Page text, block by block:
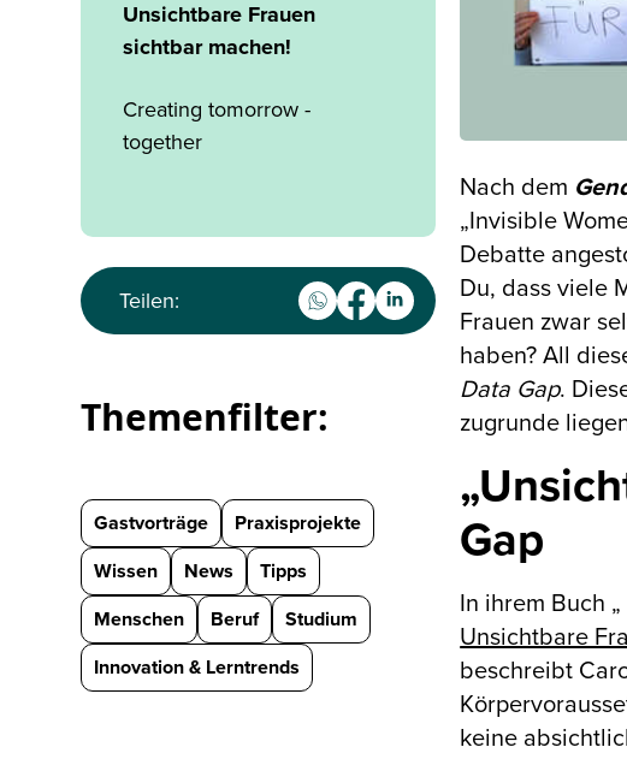
Unsichtbare Frauen
sichtbar machen!
Creating tomorrow -
together
Teilen:
Themenfilter:
Gastvorträge
Praxisprojekte
Wissen
News
Tipps
Menschen
Beruf
Studium
Innovation & Lerntrends
Nach dem
„Invisible
Debatte
Du, dass viele
Frauen zwar
haben? All
Data Gap.
zugrunde
Gap
In ihrem Buch „
Unsichtbare
beschreibt
keine